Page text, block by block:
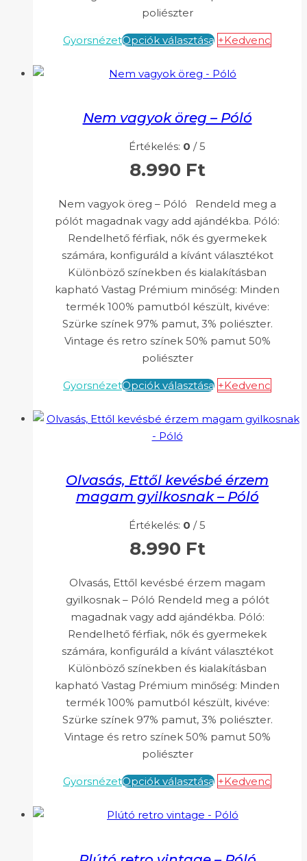
poliészter
GyorsnézetOpciók választása +Kedvenc
Nem vagyok öreg – Póló
Értékelés: 0 / 5
8.990 Ft
Nem vagyok öreg – Póló Rendeld meg a
pólót magadnak vagy add ajándékba. Póló:
Rendelhető férfiak, nők és gyermekek
számára, konfiguráld a kívánt választékot
Különböző színekben és kialakításban
kapható Vastag Prémium minőség: Minden
termék 100% pamutból készült, kivéve:
Szürke színek 97% pamut, 3% poliészter.
Vintage és retro színek 50% pamut 50%
poliészter
GyorsnézetOpciók választása +Kedvenc
Olvasás, Ettől kevésbé érzem
magam gyilkosnak – Póló
Értékelés: 0 / 5
8.990 Ft
Olvasás, Ettől kevésbé érzem magam
gyilkosnak – Póló Rendeld meg a pólót
magadnak vagy add ajándékba. Póló:
Rendelhető férfiak, nők és gyermekek
számára, konfiguráld a kívánt választékot
Különböző színekben és kialakításban
kapható Vastag Prémium minőség: Minden
termék 100% pamutból készült, kivéve:
Szürke színek 97% pamut, 3% poliészter.
Vintage és retro színek 50% pamut 50%
poliészter
GyorsnézetOpciók választása +Kedvenc